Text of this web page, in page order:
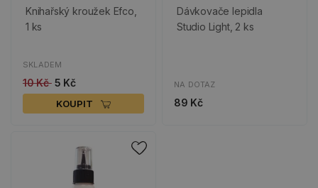
Knihařský kroužek Efco,
1 ks
SKLADEM
10 Kč 5 Kč
KOUPIT
Dávkovače lepidla
Studio Light, 2 ks
NA DOTAZ
89 Kč